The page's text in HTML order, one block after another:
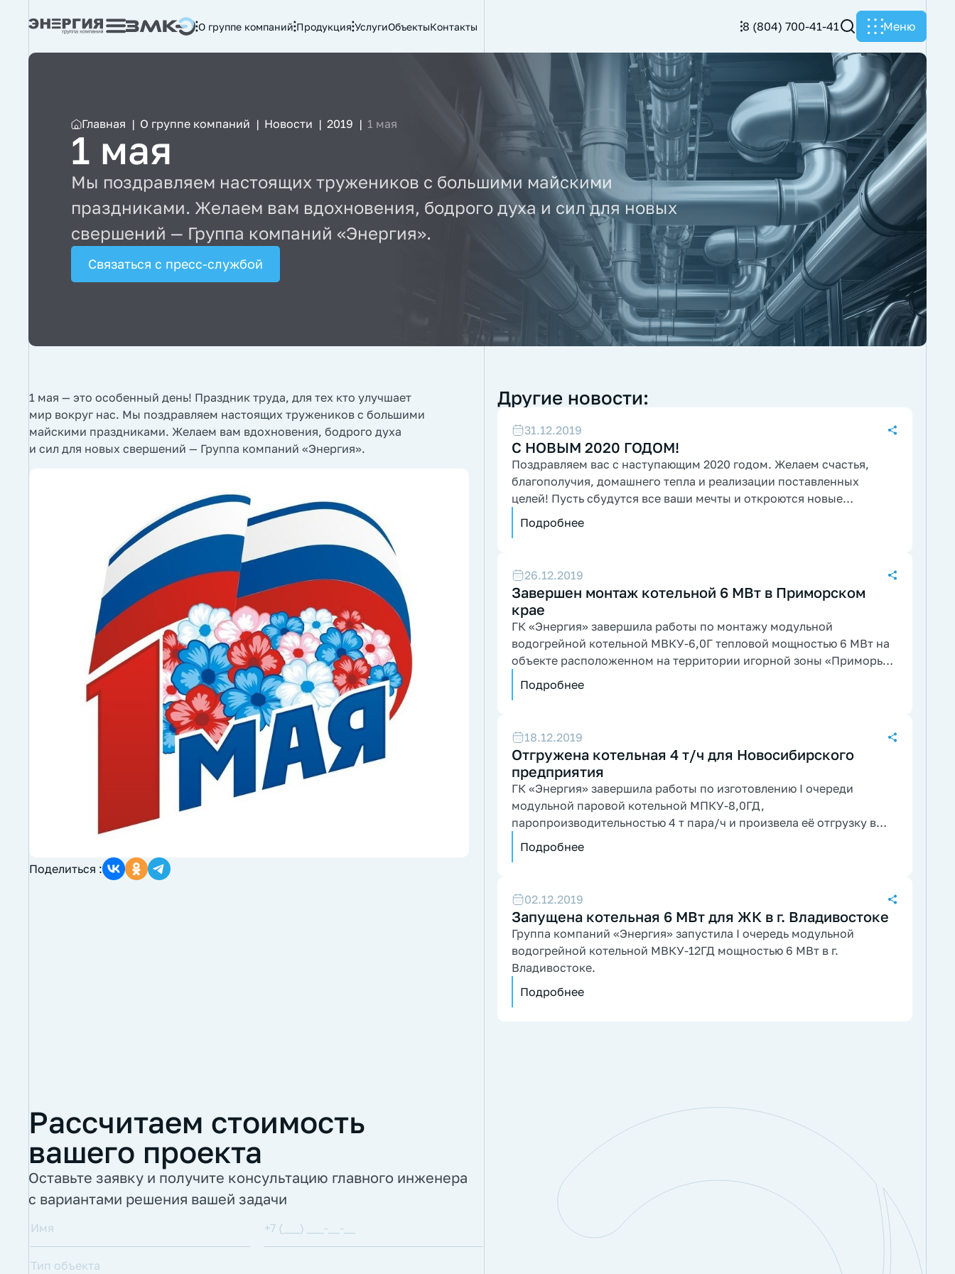
О группе компаний Продукция УслугиОбъектыКонтакты 8 (804) 700-41-41 Меню
Главная | О группе компаний | Новости | 2019 | 1 мая
1 мая
Мы поздравляем настоящих тружеников с большими майскими
праздниками. Желаем вам вдохновения, бодрого духа и сил для новых
свершений — Группа компаний «Энергия».
Связаться с пресс-службой
1 мая — это особенный день! Праздник труда, для тех кто улучшает
мир вокруг нас. Мы поздравляем настоящих тружеников с большими
майскими праздниками. Желаем вам вдохновения, бодрого духа
и сил для новых свершений — Группа компаний «Энергия».
Поделиться :
Другие новости:
31.12.2019
С НОВЫМ 2020 ГОДОМ!
Поздравляем вас с наступающим 2020 годом. Желаем счастья,
благополучия, домашнего тепла и реализации поставленных
целей! Пусть сбудутся все ваши мечты и откроются новые
горизонты!
Подробнее
26.12.2019
Завершен монтаж котельной 6 МВт в Приморском
крае
ГК «Энергия» завершила работы по монтажу модульной
водогрейной котельной МВКУ-6,0Г тепловой мощностью 6 МВт на
объекте расположенном на территории игорной зоны «Приморье»
в Приморском крае.
Подробнее
18.12.2019
Отгружена котельная 4 т/ч для Новосибирского
предприятия
ГК «Энергия» завершила работы по изготовлению I очереди
модульной паровой котельной МПКУ-8,0ГД,
паропроизводительностью 4 т пара/ч и произвела её отгрузку в
адрес заказчика.
Подробнее
02.12.2019
Запущена котельная 6 МВт для ЖК в г. Владивостоке
Группа компаний «Энергия» запустила I очередь модульной
водогрейной котельной МВКУ-12ГД мощностью 6 МВт в г.
Владивостоке.
Подробнее
Рассчитаем стоимость
вашего проекта
Оставьте заявку и получите консультацию главного инженера
с вариантами решения вашей задачи